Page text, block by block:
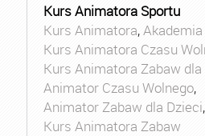
Kurs Animatora Sportu
Kurs Animatora,
Kurs Animatora Czasu
Kurs Animatora Zabaw dla
Animator Czasu Wolnego,
Animator Zabaw dla Dzieci,
Kurs Animatora Zabaw